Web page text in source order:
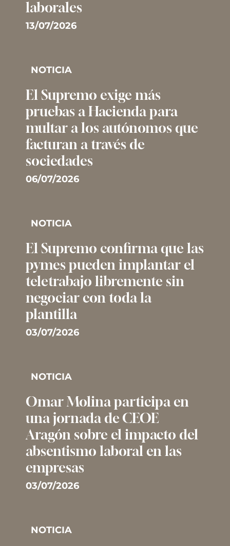
laborales
13/07/2026
NOTICIA
El Supremo exige más
pruebas a Hacienda para
multar a los autónomos que
facturan a través de
sociedades
06/07/2026
NOTICIA
El Supremo confirma que las
pymes pueden implantar el
teletrabajo libremente sin
negociar con toda la
plantilla
03/07/2026
NOTICIA
Omar Molina participa en
una jornada de CEOE
Aragón sobre el impacto del
absentismo laboral en las
empresas
03/07/2026
NOTICIA